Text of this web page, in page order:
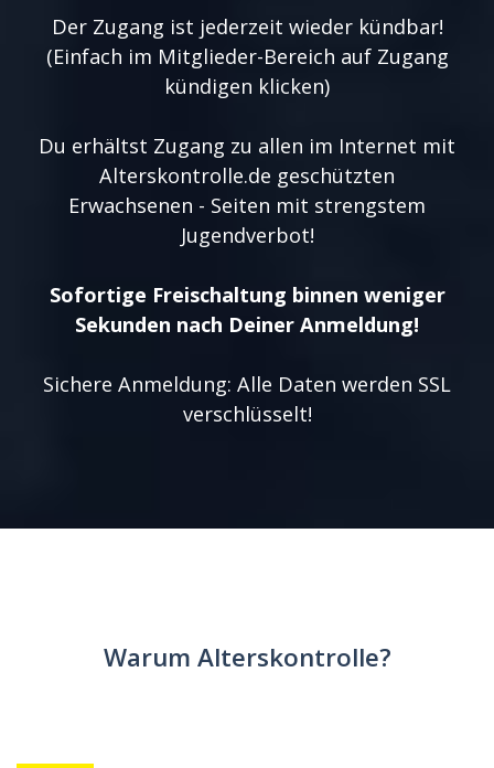
Der Zugang ist jederzeit wieder kündbar!
(Einfach im Mitglieder-Bereich auf Zugang
kündigen klicken)
Du erhältst Zugang zu allen im Internet mit
Alterskontrolle.de geschützten
Erwachsenen - Seiten mit strengstem
Jugendverbot!
Sofortige Freischaltung binnen weniger
Sekunden nach Deiner Anmeldung!
Sichere Anmeldung: Alle Daten werden SSL
verschlüsselt!
Warum Alterskontrolle?